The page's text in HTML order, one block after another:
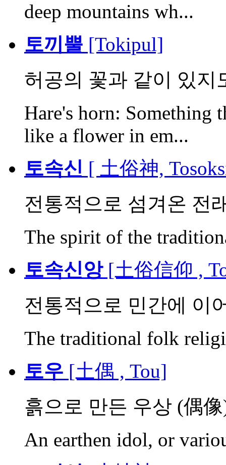
deep mountains wh...
토끼뿔 [Tokipul]
허공의 꽃과 같이 있지
Hare's horn: Something
like a flower in em...
토속신 [ 土俗神,
전통적으로 섬겨온 전
The spirit of the
토속신앙[土俗信仰 ,
전통적으로 민간에 이
The traditional folk
토우 [土偶 , Tou]
흙으로 만든 우상 (偶
An earthen idol, or